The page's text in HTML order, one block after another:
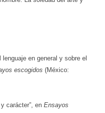
lenguaje en general y sobre el
escogidos (México:
carácter”, en Ensayos